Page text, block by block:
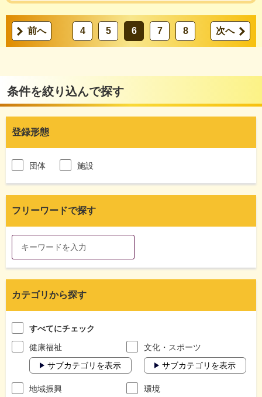
前へ 4 5 6 7 8 次へ
条件を絞り込んで探す
登録形態
団体 施設
フリーワードで探す
カテゴリから探す
すべてにチェック
健康福祉
サブカテゴリを表示
文化・スポーツ
サブカテゴリを表示
地域振興
環境